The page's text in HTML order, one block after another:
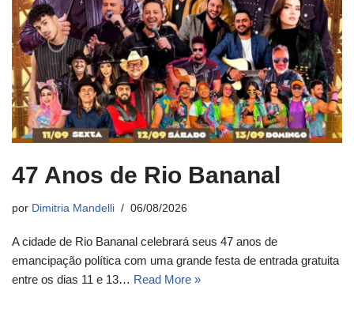
47 Anos de Rio Bananal
por Dimitria Mandelli 06/08/2026
A cidade de Rio Bananal celebrará seus 47 anos de
emancipação política com uma grande festa de entrada gratuita
entre os dias 11 e 13… Read More »